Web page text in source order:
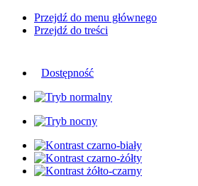
Przejdź do menu głównego
Przejdź do treści
Dostępność